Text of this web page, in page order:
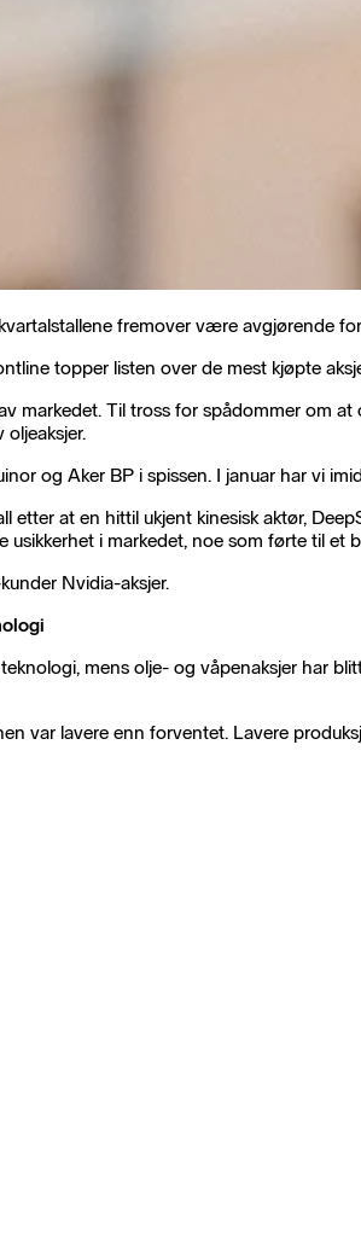
fremover være avgjørende
topper listen over de mest kjøpte
markedet. Til tross for spådommer om
og Aker BP i spissen. I januar har vi
at en hittil ukjent kinesisk aktør,
i markedet, noe som førte til et
Nvidia-aksjer.
mens olje- og våpenaksjer har
var lavere enn forventet. Lavere